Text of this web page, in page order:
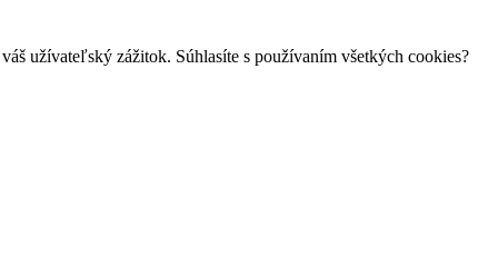
užívateľský zážitok. Súhlasíte s používaním všetkých cookies?